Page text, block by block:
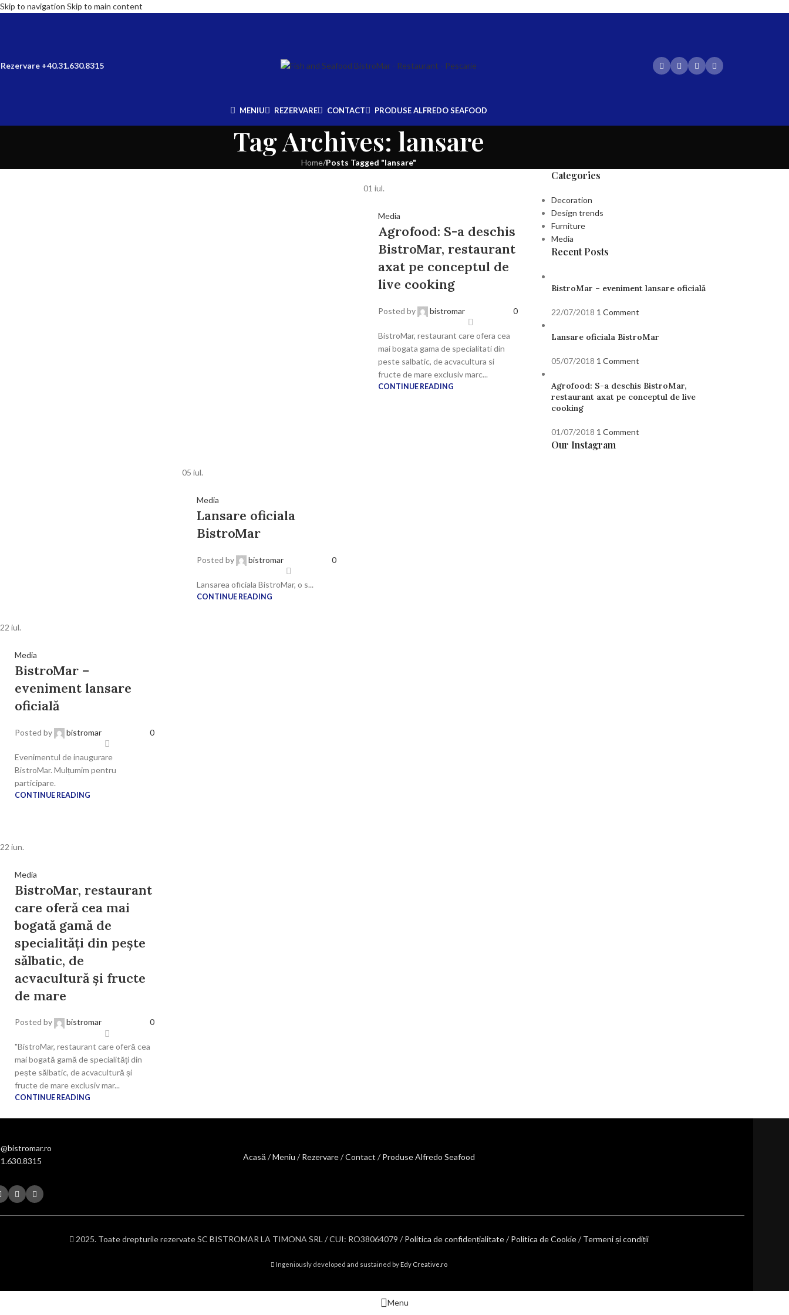
Skip to navigation Skip to main content
Rezervare +40.31.630.8315
MENIU REZERVARE CONTACT PRODUSE ALFREDO SEAFOOD
Tag Archives: lansare
Home/Posts Tagged "lansare"
22 iul.
Media
BistroMar –
eveniment lansare
oficială
Posted by bistromar 0
Evenimentul de inaugurare
BistroMar. Mulțumim pentru
participare.
CONTINUE READING
05 iul.
Media
Lansare oficiala
BistroMar
Posted by bistromar 0
Lansarea oficiala BistroMar, o s...
CONTINUE READING
01iul.
Media
Agrofood: S-a deschis
BistroMar, restaurant
axat pe conceptul de
live cooking
Posted by bistromar 0
BistroMar, restaurant care ofera cea
mai bogata gama de specialitati din
peste salbatic, de acvacultura si
fructe de mare exclusiv marc...
CONTINUE READING
22 iun.
Media
BistroMar, restaurant
care oferă cea mai
bogată gamă de
specialități din pește
sălbatic, de
acvacultură și fructe
de mare
Posted by bistromar 0
"BistroMar, restaurant care oferă cea
mai bogată gamă de specialități din
pește sălbatic, de acvacultură și
fructe de mare exclusiv mar...
CONTINUE READING
Categories
Decoration
Design trends
Furniture
Media
Recent Posts
BistroMar – eveniment lansare oficială
22/07/2018 1 Comment
Lansare oficiala BistroMar
05/07/2018 1 Comment
Agrofood: S-a deschis BistroMar,
restaurant axat pe conceptul de live
cooking
01/07/2018 1 Comment
Our Instagram
Acasă /Meniu / Rezervare/Contact / Produse Alfredo Seafood
2025. Toate drepturile rezervate SC BISTROMAR LA TIMONA SRL / CUI: RO38064079 / Politica de confidențialitate/ Politica de Cookie/ Termeni și condiții
Ingeniously developed and sustained byEdy Creative.ro
Menu